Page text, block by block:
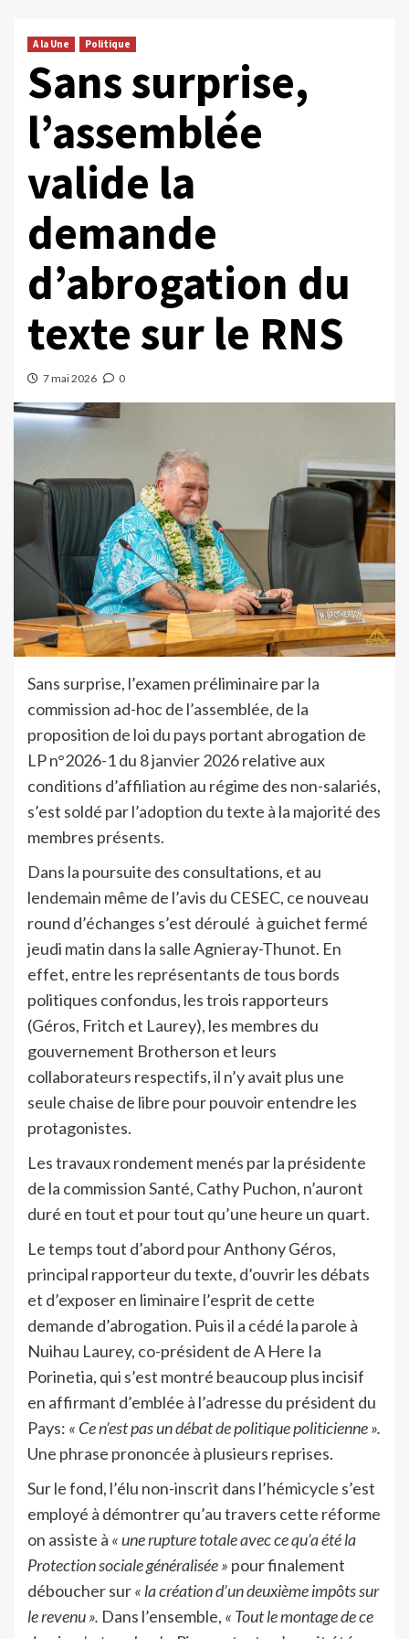
A la Une Politique
Sans surprise,
l’assemblée
valide la
demande
d’abrogation du
texte sur le RNS
7 mai 2026 0
Sans surprise, l’examen préliminaire par la
commission ad-hoc de l’assemblée, de la
proposition de loi du pays portant abrogation de
LP n°2026-1 du 8 janvier 2026 relative aux
conditions d’affiliation au régime des non-salariés,
s’est soldé par l’adoption du texte à la majorité des
membres présents.
Dans la poursuite des consultations, et au
lendemain même de l’avis du CESEC, ce nouveau
round d’échanges s’est déroulé à guichet fermé
jeudi matin dans la salle Agnieray-Thunot. En
effet, entre les représentants de tous bords
politiques confondus, les trois rapporteurs
(Géros, Fritch et Laurey), les membres du
gouvernement Brotherson et leurs
collaborateurs respectifs, il n’y avait plus une
seule chaise de libre pour pouvoir entendre les
protagonistes.
Les travaux rondement menés par la présidente
de la commission Santé, Cathy Puchon, n’auront
duré en tout et pour tout qu’une heure un quart.
Le temps tout d’abord pour Anthony Géros,
principal rapporteur du texte, d’ouvrir les débats
et d’exposer en liminaire l’esprit de cette
demande d’abrogation. Puis il a cédé la parole à
Nuihau Laurey, co-président de A Here Ia
Porinetia, qui s’est montré beaucoup plus incisif
en affirmant d’emblée à l’adresse du président du
Pays: « Ce n’est pas un débat de politique politicienne ».
Une phrase prononcée à plusieurs reprises.
Sur le fond, l’élu non-inscrit dans l’hémicycle s’est
employé à démontrer qu’au travers cette réforme
on assiste à « une rupture totale avec ce qu’a été la
Protection sociale généralisée » pour finalement
déboucher sur« la création d’un deuxième impôts sur
le revenu ». Dans l’ensemble, « Tout le montage de ce